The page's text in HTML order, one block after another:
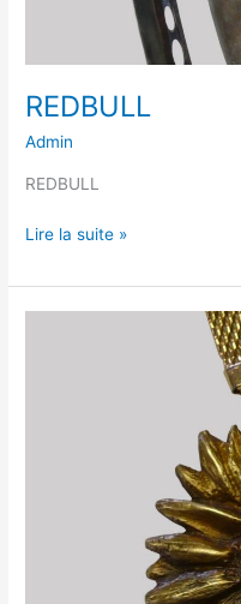
REDBULL
Admin
REDBULL
Lire la suite »